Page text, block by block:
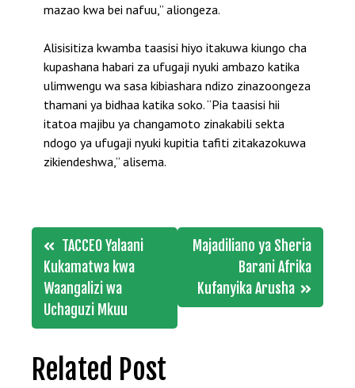
mazao kwa bei nafuu,” aliongeza.
Alisisitiza kwamba taasisi hiyo itakuwa kiungo cha
kupashana habari za ufugaji nyuki ambazo katika
ulimwengu wa sasa kibiashara ndizo zinazoongeza
thamani ya bidhaa katika soko. “Pia taasisi hii
itatoa majibu ya changamoto zinakabili sekta
ndogo ya ufugaji nyuki kupitia tafiti zitakazokuwa
zikiendeshwa,” alisema.
Post
navigation
TACCEO Yalaani
Kukamatwa kwa
Waangalizi wa
Uchaguzi Mkuu
Majadiliano ya Sheria
Barani Afrika
Kufanyika Arusha
Related Post